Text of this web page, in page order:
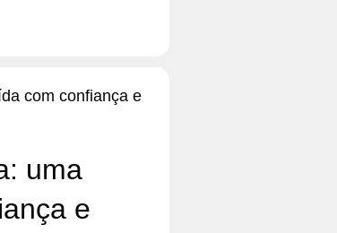
uma
e